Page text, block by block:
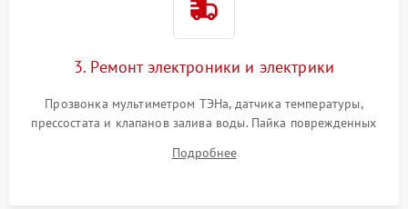
3. Ремонт электроники и электрики
Прозвонка мультиметром ТЭНа, датчика температуры,
прессостата и клапанов залива воды. Пайка поврежденных
Восстановление целостности проводки и контактов.
Подробнее